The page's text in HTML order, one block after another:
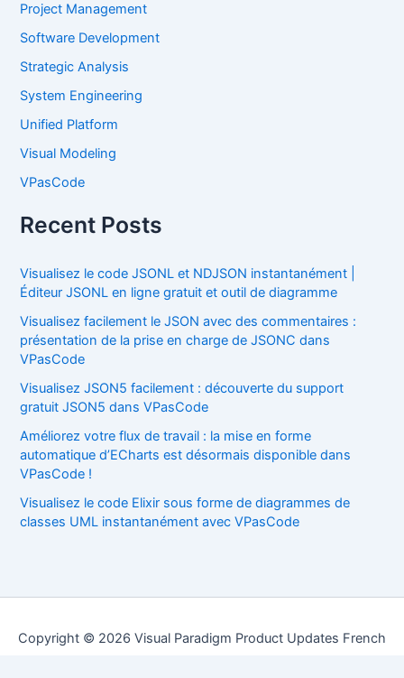
Project Management
Software Development
Strategic Analysis
System Engineering
Unified Platform
Visual Modeling
VPasCode
Recent Posts
Visualisez le code JSONL et NDJSON instantanément |
Éditeur JSONL en ligne gratuit et outil de diagramme
Visualisez facilement le JSON avec des commentaires :
présentation de la prise en charge de JSONC dans
VPasCode
Visualisez JSON5 facilement : découverte du support
gratuit JSON5 dans VPasCode
Améliorez votre flux de travail : la mise en forme
automatique d’ECharts est désormais disponible dans
VPasCode !
Visualisez le code Elixir sous forme de diagrammes de
classes UML instantanément avec VPasCode
Copyright © 2026 Visual Paradigm Product Updates French